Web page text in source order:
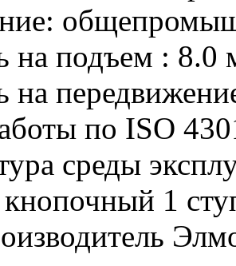
на подъем : 8.0
на
по ISO
среды
1